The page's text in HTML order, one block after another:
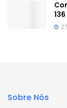
Sobre Nós